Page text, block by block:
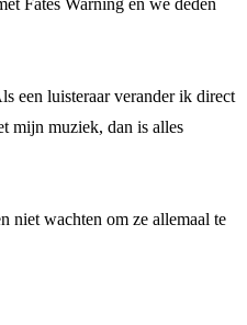
Fates Warning en we deden
een luisteraar verander ik direct
mijn muziek, dan is alles
niet wachten om ze allemaal te